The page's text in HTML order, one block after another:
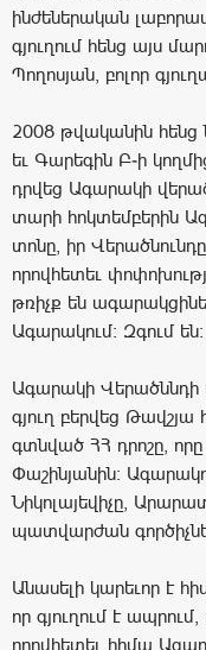
ինժեներական
գյուղում հենց այս
Պողոսյան, բոլոր
2008 թվականին
եւ Գարեգին Բ-ի
դրվեց Ագարակի
տարի հոկտեմբերին
տոնը, իր
որովհետեւ
թռիչք են
Ագարակում։ Զգում են։
Ագարակի Վերածննդի
գյուղ բերվեց
գտնված ՀՀ դրոշը,
Փաշինյանին։
Նիկոլայեվիչը,
պատվարժան
Անասելի կարեւոր է
որ գյուղում է
որովհետեւ հիմա